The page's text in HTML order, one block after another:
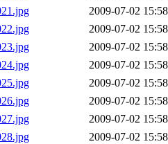
2009-07-02 15:58
2009-07-02 15:58
2009-07-02 15:58
2009-07-02 15:58
2009-07-02 15:58
2009-07-02 15:58
2009-07-02 15:58
2009-07-02 15:58